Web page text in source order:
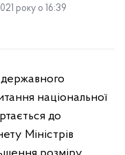
року о 16:39
національної
до
Міністрів